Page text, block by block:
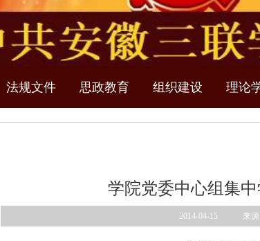
法规文件 思政教育 组织建设 理论
学院党委中心组集
2014-04-15 来源